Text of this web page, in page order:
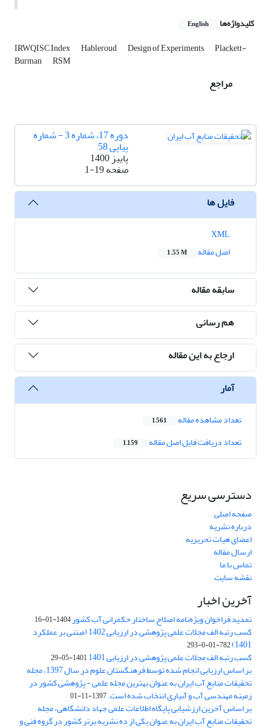
کلیدواژه‌ها English
IRWQISC Index Hableroud Design of Experiments Plackett-
Burman RSM
مراجع
دوره 17، شماره 3 - شماره
پیاپی 58
پاییز 1400
صفحه1-19
فایل ها
اصل مقاله
1.55 M
سابقه مقاله
هم رسانی
ارجاع به این مقاله
آمار
تعداد مشاهده مقاله 1,561
تعداد دریافت فایل اصل مقاله 1,159
دسترسی سریع
صفحه اصلی
درباره نشریه
اعضای هیات تحریریه
ارسال مقاله
تماس با ما
نقشه سایت
آخرین اخبار
تمدید فراخوان ویژه‌نامه اصلاح ساختار حکمرانی آب کشور1404-01-16
کسب رتبه الف مجلات علمی پژوهشی در ارزیابی 1402 (مبتنی بر عملکرد
1401)
782-01-0-293
کسب رتبه الف مجلات علمی پژوهشی در ارزیابی 1401 1401-05-29
بر اساس ارزیابی انجام شده توسط فرهنگستان علوم در سال 1397، مجله
تحقیقات منابع آب ایران به عنوان بهترین مجله علمی - پژوهشی کشور در
زمینه مهندسی آب و آبیاری انتخاب شده است.1397-11-01
بر اساس آخرین ارزشیابی پایگاه اطلاعات علمی جهاد دانشگاهی، مجله
تحقیقات منابع آب ایران به عنوان یکی از ده نشریه برتر کشور در گروه فنی و